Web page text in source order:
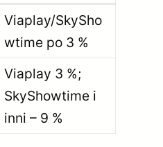
Viaplay/SkySho
wtime po 3 %
Viaplay 3 %;
SkyShowtime i
inni – 9 %